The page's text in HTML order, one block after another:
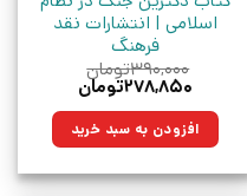
اسلامی | انتشارات نقد
فرهنگ
۳۹۰,۰۰۰تومان
قیمت
۳۹۰,۰۰۰تومان
بود.
۲۷۸,۸۵۰تومان
۲۷۸,۸۵۰تومان.افزودن به سبد خرید